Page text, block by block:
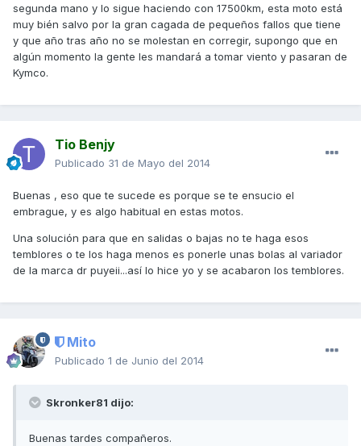
segunda mano y lo sigue haciendo con 17500km, esta moto está
muy bién salvo por la gran cagada de pequeños fallos que tiene
y que año tras año no se molestan en corregir, supongo que en
algún momento la gente les mandará a tomar viento y pasaran de
Kymco.
Tio Benjy
Publicado 31 de Mayo del 2014
Buenas , eso que te sucede es porque se te ensucio el
embrague, y es algo habitual en estas motos.
Una solución para que en salidas o bajas no te haga esos
temblores o te los haga menos es ponerle unas bolas al variador
de la marca dr puyeii...así lo hice yo y se acabaron los temblores.
Mito
Publicado 1 de Junio del 2014
Skronker81 dijo:
Buenas tardes compañeros.